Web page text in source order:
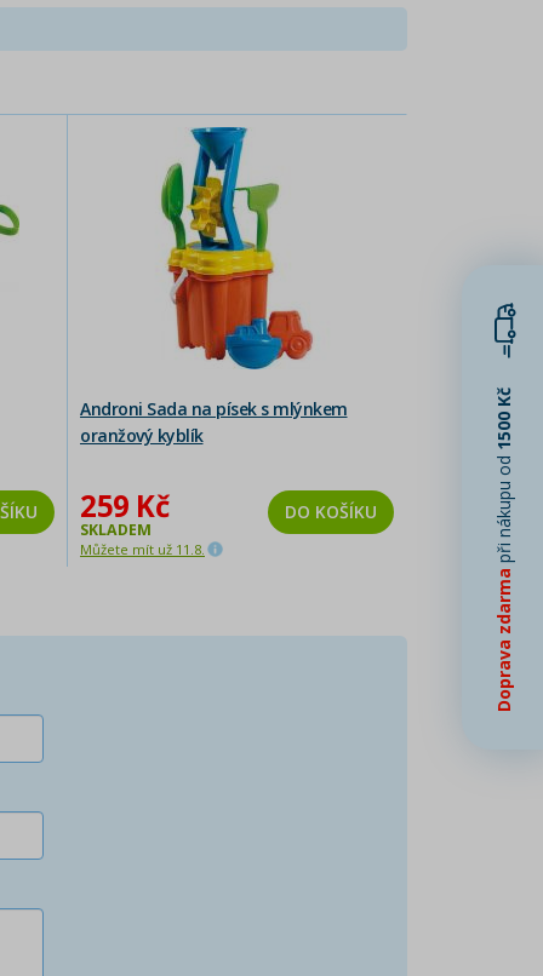
Androni Sada na písek s mlýnkem
oranžový kyblík
259 Kč
SKLADEM
Můžete mít už 11.8.
DO KOŠÍKU
Doprava zdarma
při nákupu od
1500 Kč